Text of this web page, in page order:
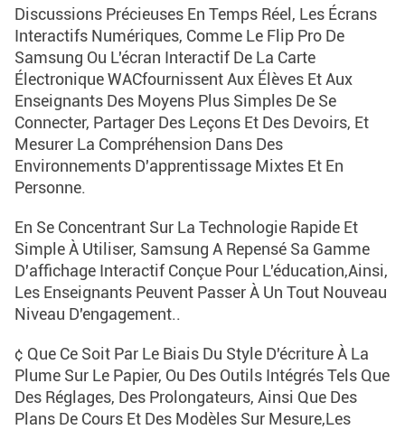
Discussions Précieuses En Temps Réel, Les Écrans
Interactifs Numériques, Comme Le Flip Pro De
Samsung Ou L'écran Interactif De La Carte
Électronique WACfournissent Aux Élèves Et Aux
Enseignants Des Moyens Plus Simples De Se
Connecter, Partager Des Leçons Et Des Devoirs, Et
Mesurer La Compréhension Dans Des
Environnements D'apprentissage Mixtes Et En
Personne.
En Se Concentrant Sur La Technologie Rapide Et
Simple À Utiliser, Samsung A Repensé Sa Gamme
D'affichage Interactif Conçue Pour L'éducation,Ainsi,
Les Enseignants Peuvent Passer À Un Tout Nouveau
Niveau D'engagement..
¢ Que Ce Soit Par Le Biais Du Style D'écriture À La
Plume Sur Le Papier, Ou Des Outils Intégrés Tels Que
Des Réglages, Des Prolongateurs, Ainsi Que Des
Plans De Cours Et Des Modèles Sur Mesure,Les